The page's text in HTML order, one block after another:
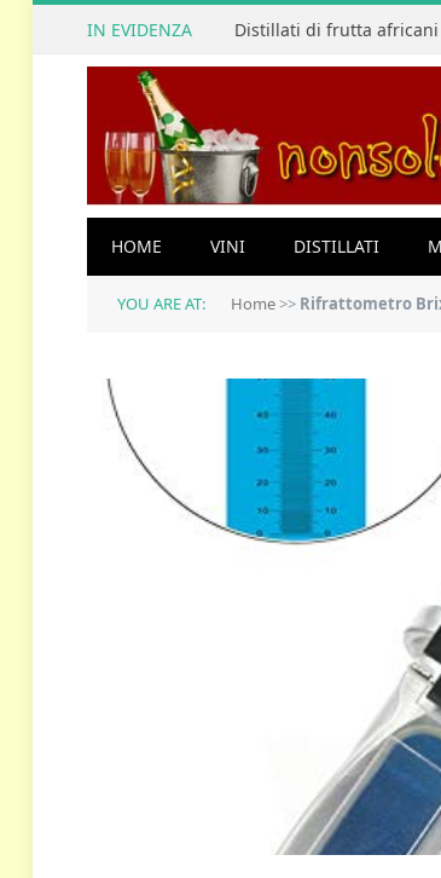
IN EVIDENZA Distillati di frutta africani
HOME VINI DISTILLATI
YOU ARE AT: Home>> Rifrattometro Brix